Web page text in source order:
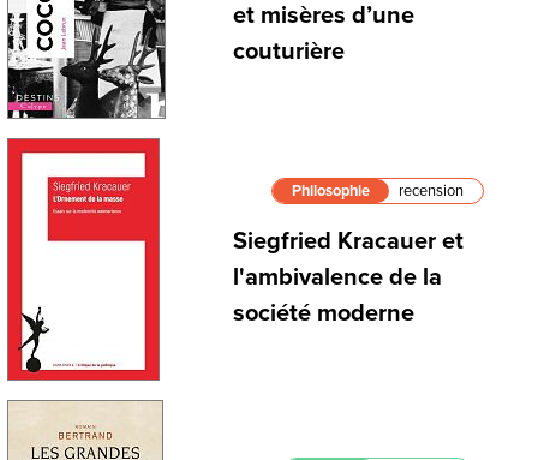
et misères d’une
couturière
Philosophie recension
Siegfried Kracauer et
l'ambivalence de la
société moderne